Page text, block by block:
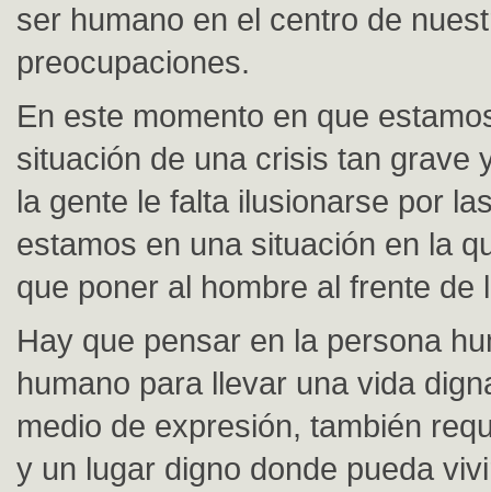
ser humano en el centro de
preocupaciones.
En este momento en que
situación de una crisis tan grave
la gente le falta ilusionarse por
estamos en una situación en la
que poner al hombre al frente de
Hay que pensar en la persona
humano para llevar una vida
medio de expresión, también
y un lugar digno donde pueda